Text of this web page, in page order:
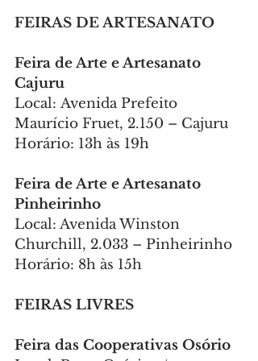
FEIRAS DE ARTESANATO
Feira de Arte e Artesanato
Cajuru
Local: Avenida Prefeito
Maurício Fruet, 2.150 – Cajuru
Horário: 13h às 19h
Feira de Arte e Artesanato
Pinheirinho
Local: Avenida Winston
Churchill, 2.033 – Pinheirinho
Horário: 8h às 15h
FEIRAS LIVRES
Feira das Cooperativas Osório